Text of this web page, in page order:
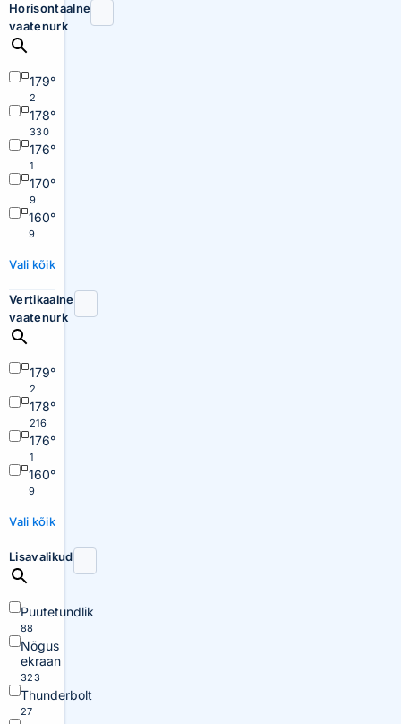
Horisontaalne
vaatenurk
179°
2
178°
330
176°
1
170°
9
160°
9
Vali kõik
Vertikaalne
vaatenurk
179°
2
178°
216
176°
1
160°
9
Vali kõik
Lisavalikud
Puutetundlik
88
Nõgus
ekraan
323
Thunderbolt
27